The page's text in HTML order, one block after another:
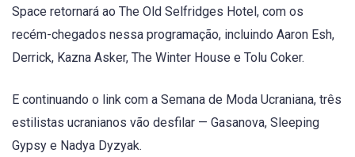
Space retornará ao The Old Selfridges Hotel, com os
recém-chegados nessa programação, incluindo Aaron Esh,
Derrick, Kazna Asker, The Winter House e Tolu Coker.
E continuando o link com a Semana de Moda Ucraniana, três
estilistas ucranianos vão desfilar — Gasanova, Sleeping
Gypsy e Nadya Dyzyak.